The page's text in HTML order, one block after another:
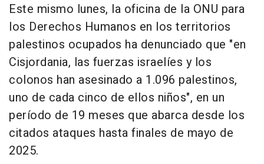
Este mismo lunes, la oficina de la ONU para
los Derechos Humanos en los territorios
palestinos ocupados ha denunciado que "en
Cisjordania, las fuerzas israelíes y los
colonos han asesinado a 1.096 palestinos,
uno de cada cinco de ellos niños", en un
período de 19 meses que abarca desde los
citados ataques hasta finales de mayo de
2025.